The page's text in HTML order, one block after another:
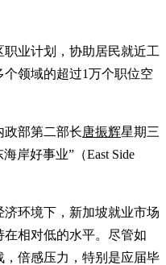
业计划，协助居民就近工
领域的超过1万个职位空
政部第二部长唐振辉星期三
岸好事业”（East Side
环境下，新加坡就业市场
相对低的水平。尽管如
倍感压力，特别是应届毕